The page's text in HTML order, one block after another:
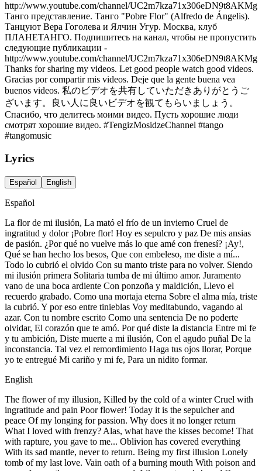
http://www.youtube.com/channel/UC2m7kza71x306eDN9t8AKMg
Танго представление. Танго "Pobre Flor" (Alfredo de Ángelis).
Танцуют Вера Гоголева и Ялчин Угур. Москва, клуб
ПЛАНЕТАНГО. Подпишитесь на канал, чтобы не пропустить
следующие публикации -
http://www.youtube.com/channel/UC2m7kza71x306eDN9t8AKMg
Thanks for sharing my videos. Let good people watch good videos.
Gracias por compartir mis videos. Deje que la gente buena vea
buenos videos. 私のビデオを共有していただきありがとうご
ざいます。良い人に良いビデオを観てもらいましょう。
Спасибо, что делитесь моими видео. Пусть хорошие люди
смотрят хорошие видео. #TengizMosidzeChannel #tango
#tangomusic
Lyrics
Español English
Español
La flor de mi ilusión, La mató el frío de un invierno Cruel de
ingratitud y dolor ¡Pobre flor! Hoy es sepulcro y paz De mis ansias
de pasión. ¿Por qué no vuelve más lo que amé con frenesí? ¡Ay!,
Qué se han hecho los besos, Que con embeleso, me diste a mí...
Todo lo cubrió el olvido Con su manto triste para no volver. Siendo
mi ilusión primera Solitaria tumba de mi último amor. Juramento
vano de una boca ardiente Con ponzoña y maldición, Llevo el
recuerdo grabado. Como una mortaja eterna Sobre el alma mía, triste
la cubrió. Y por eso entre tinieblas Voy meditabundo, vagando al
azar. Con tu nombre escrito Como una sentencia De no poderte
olvidar, El corazón que te amó. Por qué diste la distancia Entre mi fe
y tu ambición, Diste muerte a mi ilusión, Con el agudo puñal De la
inconstancia. Tal vez el remordimiento Haga tus ojos llorar, Porque
yo te entregué Mi cariño y mi fe, Para un nidito formar.
English
The flower of my illusion, Killed by the cold of a winter Cruel with
ingratitude and pain Poor flower! Today it is the sepulcher and
peace Of my longing for passion. Why does it no longer return
What I loved with frenzy? Alas, what have the kisses become! That
with rapture, you gave to me... Oblivion has covered everything
With its sad mantle, never to return. Being my first illusion Lonely
tomb of my last love. Vain oath of a burning mouth With poison and